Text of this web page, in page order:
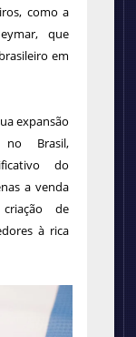
como a
que
em
expansão
Brasil,
do
a venda
de
à rica